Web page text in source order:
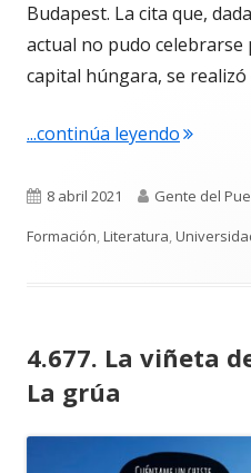
Budapest. La cita que,
actual no pudo celebrarse
capital húngara, se
...continúa leyendo"4.678.
Publicado
el
8 abril 2021 Autor
Gente del
Formación,Literatura,
4.677. La viñeta
La grúa